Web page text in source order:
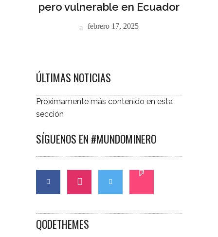
pero vulnerable en Ecuador
febrero 17, 2025
ÚLTIMAS NOTICIAS
Próximamente más contenido en esta
sección
SÍGUENOS EN #MUNDOMINERO
QODETHEMES